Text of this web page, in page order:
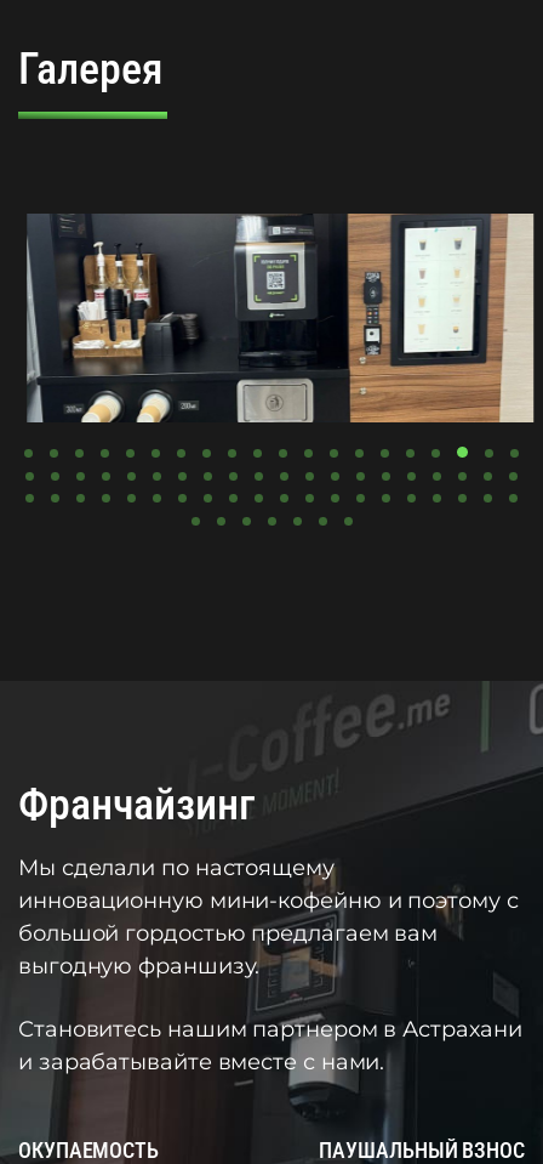
Галерея
Франчайзинг
Мы сделали по настоящему
инновационную мини-кофейню и поэтому с
большой гордостью предлагаем вам
выгодную франшизу.
Становитесь нашим партнером в Астрахани
и зарабатывайте вместе с нами.
ОКУПАЕМОСТЬ ПАУШАЛЬНЫЙ ВЗНОС